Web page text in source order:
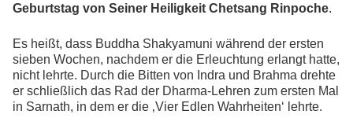
Geburtstag von Seiner Heiligkeit Chetsang Rinpoche.
Es heißt, dass Buddha Shakyamuni während der ersten
sieben Wochen, nachdem er die Erleuchtung erlangt hatte,
nicht lehrte. Durch die Bitten von Indra und Brahma drehte
er schließlich das Rad der Dharma-Lehren zum ersten Mal
in Sarnath, in dem er die ‚Vier Edlen Wahrheiten‘ lehrte.